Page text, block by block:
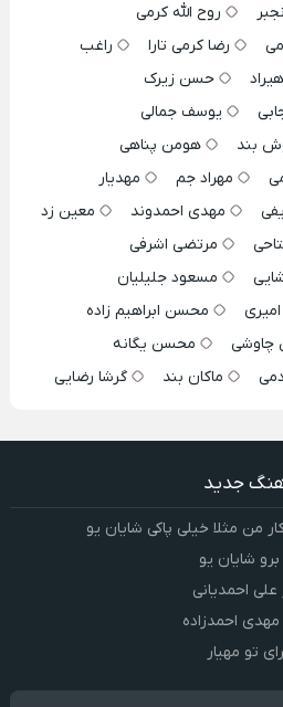
روح الله کرمی
رضا کرمی تارا
راغب
حسن زیرک
یوسف جمالی
بند
هومن پناهی
مهراد جم
مهدیار
مهدی احمدوند
معین زد
مرتضی اشرفی
مسعود جلیلیان
محسن ابراهیم زاده
چاوشی
محسن یگانه
ماکان بند گرشا رضایی
جدید
من مثلا خیلی پاکی شایان یو
برو شایان یو
علی احمدیانی
مهدی احمدزاده
تو مهیار